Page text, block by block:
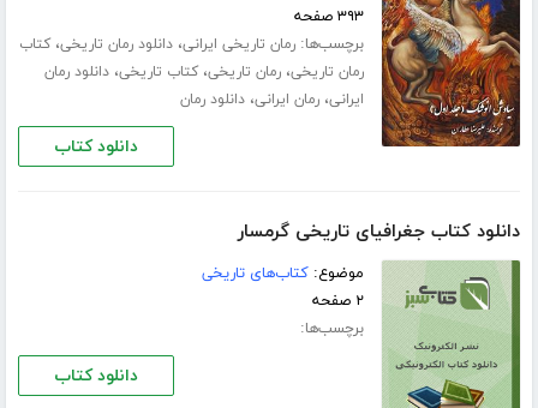
۳۹۳ صفحه
برچسب‌ها:رمان تاریخی ایرانی،دانلود رمان تاریخی،کتاب
رمان تاریخی،رمان تاریخی،کتاب تاریخی،دانلود رمان
ایرانی،رمان ایرانی،دانلود رمان
دانلود کتاب
دانلود کتاب جغرافیای تاریخی گرمسار
موضوع:کتاب‌های تاریخی
۲ صفحه
برچسب‌ها:
دانلود کتاب